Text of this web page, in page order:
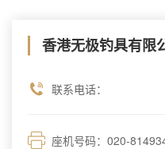
香港无极钓具有限
联系电话：
座机号码：020-